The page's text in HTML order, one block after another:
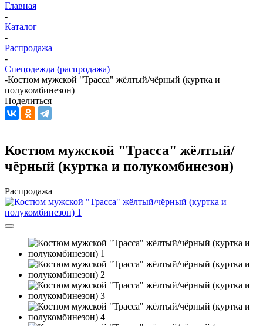
Главная
-
Каталог
-
Распродажа
-
Спецодежда (распродажа)
-Костюм мужской "Трасса" жёлтый/чёрный (куртка и
полукомбинезон)
Поделиться
Костюм мужской "Трасса" жёлтый/
чёрный (куртка и полукомбинезон)
Распродажа